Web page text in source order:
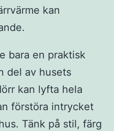
kan
bara en praktisk
del av husets
kan lyfta hela
förstöra intrycket
Tänk på stil, färg